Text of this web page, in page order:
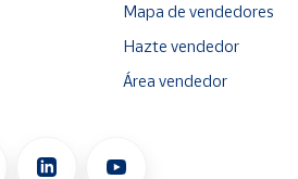
Mapa de vendedores
Hazte vendedor
Área vendedor